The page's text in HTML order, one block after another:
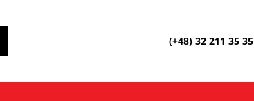
(+48) 32 211 35 35